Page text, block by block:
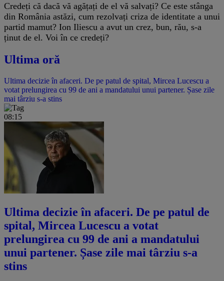
Credeți că dacă vă agățați de el vă salvați? Ce este stânga
din România astăzi, cum rezolvați criza de identitate a unui
partid mamut? Ion Iliescu a avut un crez, bun, rău, s-a
ținut de el. Voi în ce credeți?
Ultima oră
Ultima decizie în afaceri. De pe patul de spital, Mircea Lucescu a
votat prelungirea cu 99 de ani a mandatului unui partener. Șase zile
mai târziu s-a stins
08:15
Ultima decizie în afaceri. De pe patul de
spital, Mircea Lucescu a votat
prelungirea cu 99 de ani a mandatului
unui partener. Șase zile mai târziu s-a
stins